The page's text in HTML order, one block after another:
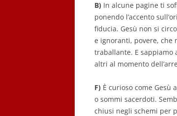
B) In alcune pagine ti
ponendo l’accento
fiducia. Gesù non si
e ignoranti, povere, che
traballante. E
altri al momento
F) È curioso come
o sommi sacerdoti.
chiusi negli schemi per